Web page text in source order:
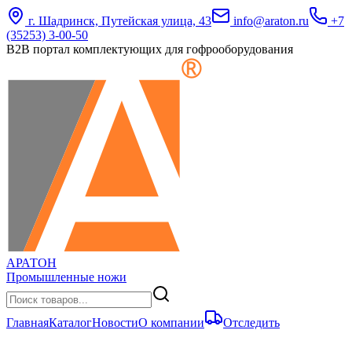
г. Шадринск, Путейская улица, 43 info@araton.ru
+7
(35253) 3-00-50
B2B портал комплектующих для гофрооборудования
АРАТОН
Промышленные ножи
ГлавнаяКаталогНовостиО компании Отследить